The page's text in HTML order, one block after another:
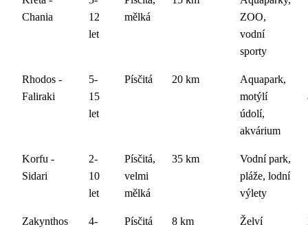
Chania
12
let
mělká
ZOO,
vodní
sporty
Rhodos -
Faliraki
5-
15
let
Písčitá 20 km
Aquapark,
motýlí
údolí,
akvárium
Korfu -
Sidari
2-
10
let
Písčitá,
velmi
mělká
35 km
Vodní park,
pláže, lodní
výlety
Zakynthos
4-
Písčitá 8 km
Želví